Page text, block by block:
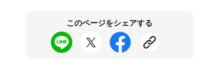
このページをシェアする